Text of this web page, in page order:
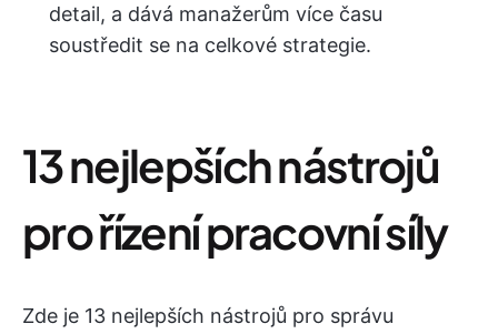
detail, a dává manažerům více času
soustředit se na celkové strategie.
13 nejlepších nástrojů
pro řízení pracovní síly
Zde je 13 nejlepších nástrojů pro správu